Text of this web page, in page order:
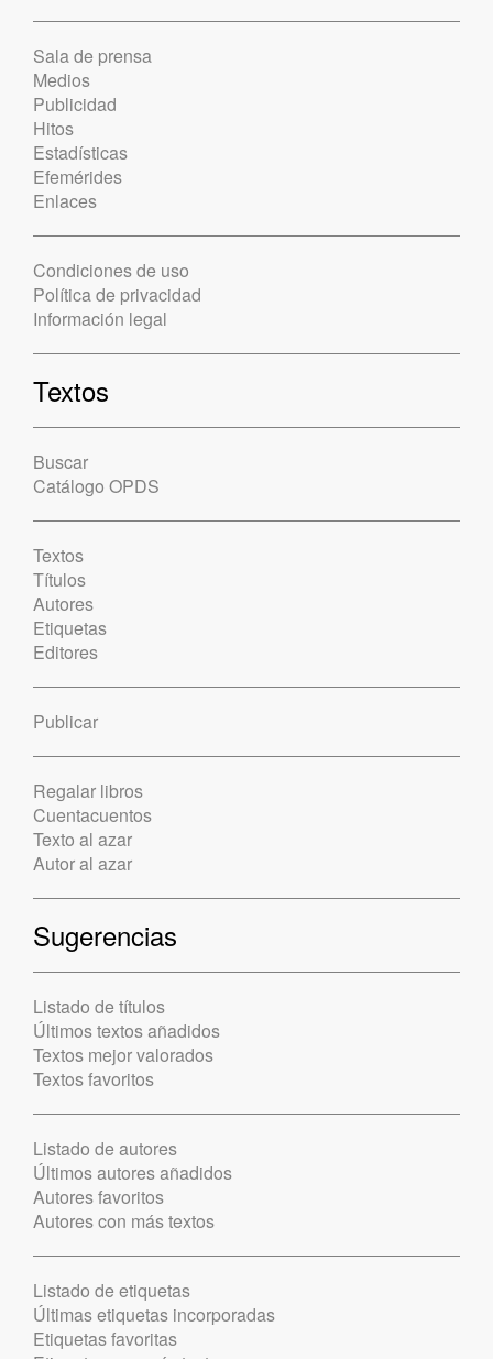
Sala de prensa
Medios
Publicidad
Hitos
Estadísticas
Efemérides
Enlaces
Condiciones de uso
Política de privacidad
Información legal
Textos
Buscar
Catálogo OPDS
Textos
Títulos
Autores
Etiquetas
Editores
Publicar
Regalar libros
Cuentacuentos
Texto al azar
Autor al azar
Sugerencias
Listado de títulos
Últimos textos añadidos
Textos mejor valorados
Textos favoritos
Listado de autores
Últimos autores añadidos
Autores favoritos
Autores con más textos
Listado de etiquetas
Últimas etiquetas incorporadas
Etiquetas favoritas